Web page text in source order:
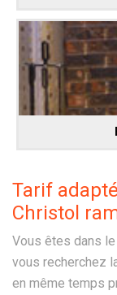
Tarif
Christol
Vous êtes dans
vous recherchez
en même temps